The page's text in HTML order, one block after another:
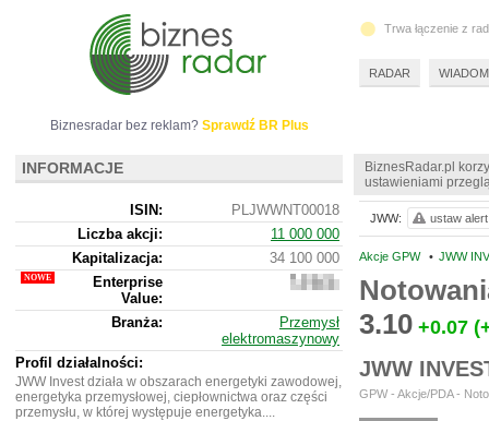
BiznesRadar.pl
ustawieniami
Akcje GPW • JWW
3.10 +0.07
JWW
GPW - Akcje/PDA -
JWW: ustaw alert
Biznesradar bez reklam? Sprawdź BR Plus
INFORMACJE
ISIN:
PLJWWNT00018
Liczba akcji:
11 000 000
Kapitalizacja:
34 100 000
Enterprise
Value:
27
000
Branża:
Przemysł
elektromaszynowy
Profil działalności:
JWW Invest działa w obszarach energetyki zawodowej,
energetyka przemysłowej, ciepłownictwa oraz części
przemysłu, w której występuje energetyka....
Trwa łączenie z
RADAR